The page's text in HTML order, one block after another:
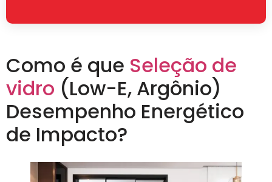
Como é que Seleção de
vidro (Low-E, Argônio)
Desempenho Energético
de Impacto?